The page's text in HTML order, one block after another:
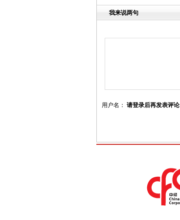
我来说两句
用户名： 请登录后再发表评论